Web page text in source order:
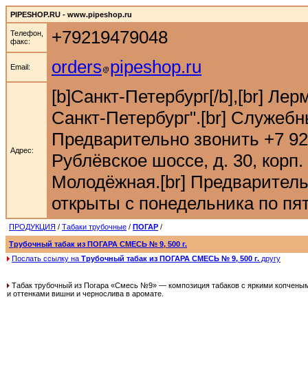
PIPESHOP.RU - www.pipeshop.ru
Телефон,
факс:
+79219479048
Email: orders pipeshop.ru
Адрес:
[b]Санкт-Петербург[/b],[br]
Санкт-Петербург".[br]
Предварительно звонить +7
Рублёвское шоссе, д. 30,
Молодёжная.[br]
открыты с понедельника по
ПРОДУКЦИЯ / Табаки трубочные / ПОГАР /
Трубочный табак из ПОГАРА СМЕСЬ № 9, 500 г.
Послать ссылку на Трубочный табак из ПОГАРА СМЕСЬ № 9, 500 г. другу
Табак трубочный из Погара «Смесь №9» — композиция табаков с яркими
и оттенками вишни и чернослива в аромате.